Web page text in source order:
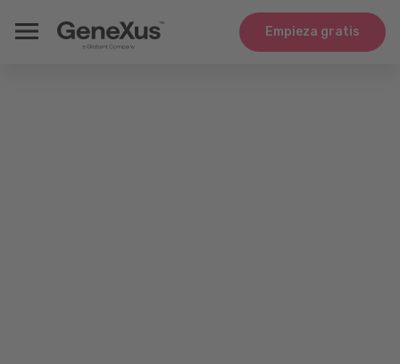
Empieza gratis